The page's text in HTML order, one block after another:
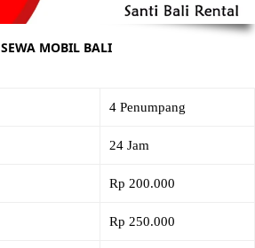
SEWA MOBIL BALI
4 Penumpang
24 Jam
Rp 200.000
Rp 250.000